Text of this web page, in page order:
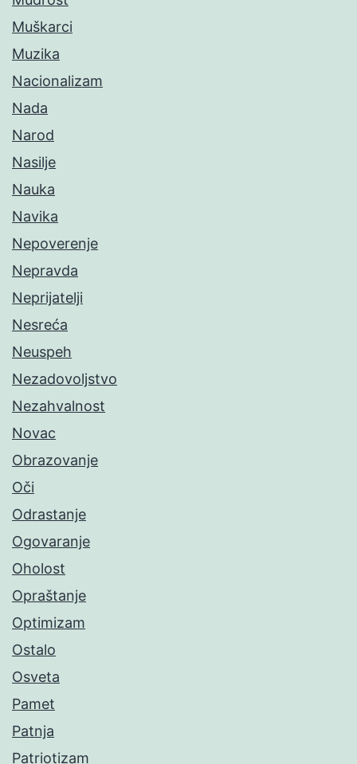
Muškarci
Muzika
Nacionalizam
Nada
Narod
Nasilje
Nauka
Navika
Nepoverenje
Nepravda
Neprijatelji
Nesreća
Neuspeh
Nezadovoljstvo
Nezahvalnost
Novac
Obrazovanje
Oči
Odrastanje
Ogovaranje
Oholost
Opraštanje
Optimizam
Ostalo
Osveta
Pamet
Patnja
Patriotizam